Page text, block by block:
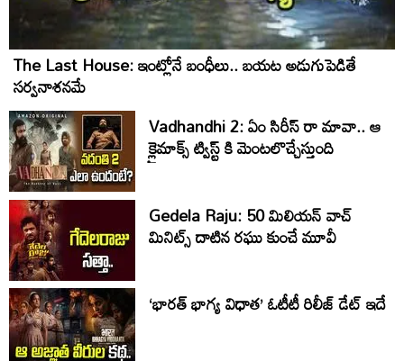
The Last House: ఇంట్లోనే బంధీలు.. బయట అడుగుపెడితే
సర్వనాశనమే
Vadhandhi 2: ఏం సిరీస్ రా మావా.. ఆ
క్లైమాక్స్ ట్విస్ట్ కి మెంటలొచ్చేస్తుంది
Gedela Raju: 50 మిలియన్‌ వాచ్‌
మినిట్స్‌ దాటిన రఘు కుంచే మూవీ
‘భారత్ భాగ్య విధాత’ ఓటీటీ రిలీజ్‌ డేట్‌ ఇదే